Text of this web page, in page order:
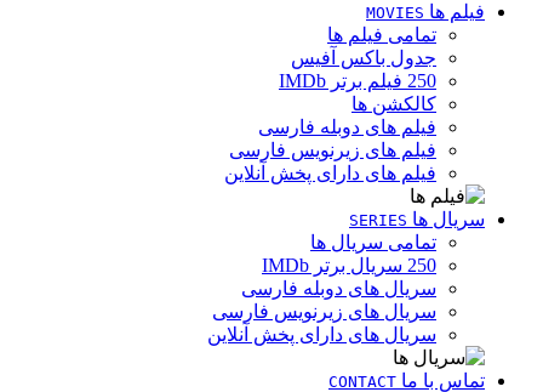
فیلم ها MOVIES
تمامی فیلم ها
جدول باکس آفیس
250 فیلم برتر IMDb
کالکشن ها
فیلم های دوبله فارسی
فیلم های زیرنویس فارسی
فیلم های دارای پخش آنلاین
سریال ها SERIES
تمامی سریال ها
250 سریال برتر IMDb
سریال های دوبله فارسی
سریال های زیرنویس فارسی
سریال های دارای پخش آنلاین
تماس با ما CONTACT